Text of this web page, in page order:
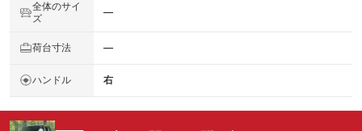
全体のサイ
ズ
―
荷台寸法 ―
ハンドル 右